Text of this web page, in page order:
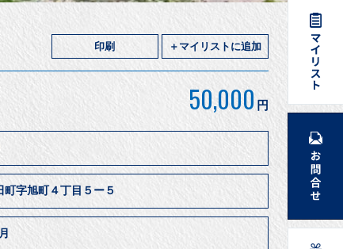
印刷 ＋マイリストに追加
50,000 円
町字旭町４丁目５ー５